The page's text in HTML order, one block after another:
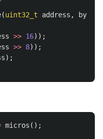
(uint32_t address , byte
>> 16));
>> 8));
);
micros ();